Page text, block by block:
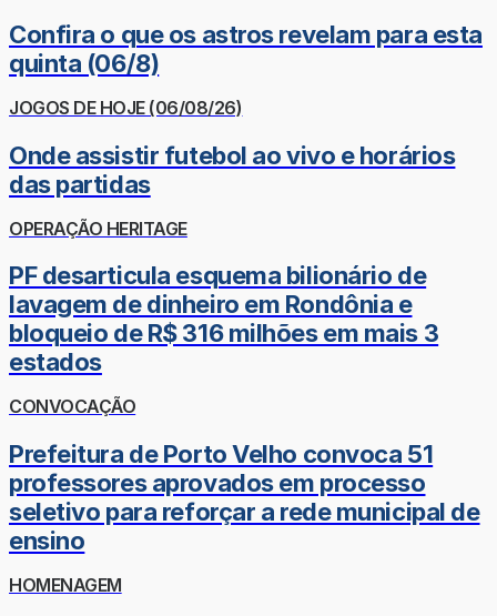
Confira o que os astros revelam para esta
quinta (06/8)
JOGOS DE HOJE (06/08/26)
Onde assistir futebol ao vivo e horários
das partidas
OPERAÇÃO HERITAGE
PF desarticula esquema bilionário de
lavagem de dinheiro em Rondônia e
bloqueio de R$ 316 milhões em mais 3
estados
CONVOCAÇÃO
Prefeitura de Porto Velho convoca 51
professores aprovados em processo
seletivo para reforçar a rede municipal de
ensino
HOMENAGEM